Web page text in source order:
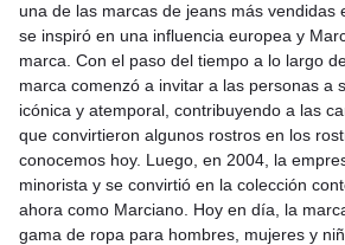
una de las marcas de jeans más vendidas
se inspiró en una influencia europea y
marca. Con el paso del tiempo a lo largo
marca comenzó a invitar a las personas a
icónica y atemporal, contribuyendo a las
que convirtieron algunos rostros en los
conocemos hoy. Luego, en 2004, la
minorista y se convirtió en la colección
ahora como Marciano. Hoy en día, la
gama de ropa para hombres, mujeres y